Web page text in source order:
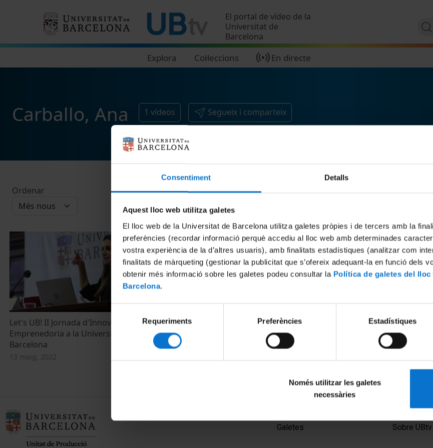
Consentiment Detalls
Aquest lloc web utilitza galetes
El lloc web de la Universitat de Barcelona utilitza galetes pròpies i de tercers amb la
preferències (recordar informació perquè accediu al lloc web amb determinades
vostra experiència de la d’altres usuaris), amb finalitats estadístiques (analitzar com
finalitats de màrqueting (gestionar la publicitat que s’ofereix adequant-la en funció dels
obtenir més informació sobre les galetes podeu consultar la Política de galetes del
Barcelona.
de
consentiment
Requeriments Preferències Estadístiques
Només utilitzar les galetes
necessàries
El portal de vídeo de la
Universitat de
Barcelona
Explora Col·leccions En directe
Carballo, Ana 1 vídeos Segueix i comparteix
Ordenar
Let's UB! II Jornada d'Innovació i
Emprenedoria a la Universitat de
Barcelona
13 maig, 2022
Galetes
PEU 2
Sobre UBtv